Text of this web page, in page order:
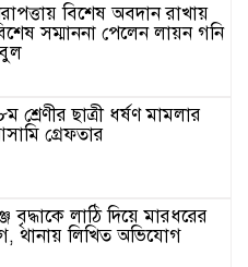
বিশেষ অবদান রাখায়
সম্মাননা পেলেন লায়ন গনি
শ্রেণীর ছাত্রী ধর্ষণ মামলার
গ্রেফতার
বৃদ্ধাকে লাঠি দিয়ে মারধরের
থানায় লিখিত অভিযোগ